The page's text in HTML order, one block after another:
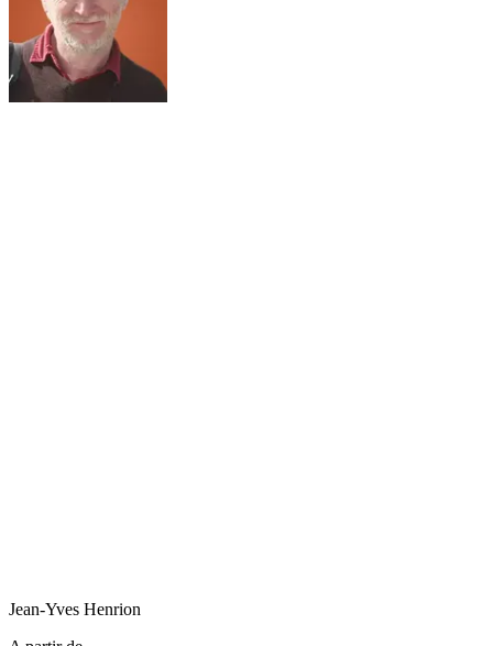
Jean-Yves Henrion